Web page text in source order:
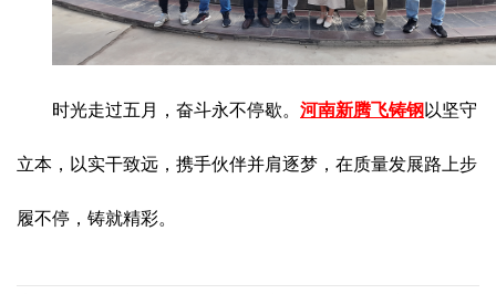
时光走过五月，奋斗永不停歇。 河南新腾飞铸钢 以坚守
立本，以实干致远，携手伙伴并肩逐梦，在质量发展路上步
履不停，铸就精彩。